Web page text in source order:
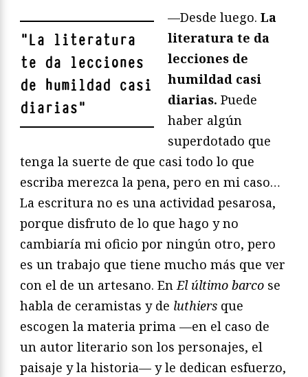
"La literatura
te da lecciones
de humildad casi
diarias"
—Desde luego. La
literatura te da
lecciones de
humildad casi
diarias. Puede
haber algún
superdotado que
tenga la suerte de que casi todo lo que
escriba merezca la pena, pero en mi caso…
La escritura no es una actividad pesarosa,
porque disfruto de lo que hago y no
cambiaría mi oficio por ningún otro, pero
es un trabajo que tiene mucho más que ver
con el de un artesano. En El último barco se
habla de ceramistas y de luthiers que
escogen la materia prima —en el caso de
un autor literario son los personajes, el
paisaje y la historia— y le dedican esfuerzo,